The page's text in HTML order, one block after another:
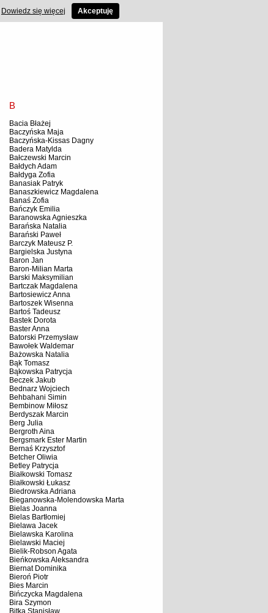
B
Bacia Błażej
Baczyńska Maja
Baczyńska-Kissas Dagny
Badera Matylda
Bałczewski Marcin
Bałdych Adam
Bałdyga Zofia
Banasiak Patryk
Banaszkiewicz Magdalena
Banaś Zofia
Bańczyk Emilia
Baranowska Agnieszka
Barańska Natalia
Barański Paweł
Barczyk Mateusz P.
Bargielska Justyna
Baron Jan
Baron-Milian Marta
Barski Maksymilian
Bartczak Magdalena
Bartosiewicz Anna
Bartoszek Wisenna
Bartoś Tadeusz
Bastek Dorota
Baster Anna
Batorski Przemysław
Bawołek Waldemar
Bażowska Natalia
Bąk Tomasz
Bąkowska Patrycja
Beczek Jakub
Bednarz Wojciech
Behbahani Simin
Bembinow Miłosz
Berdyszak Marcin
Berg Julia
Bergroth Aina
Bergsmark Ester Martin
Bernaś Krzysztof
Betcher Oliwia
Betley Patrycja
Białkowski Tomasz
Białkowski Łukasz
Biedrowska Adriana
Bieganowska-Molendowska Marta
Bielas Joanna
Bielas Bartłomiej
Bielawa Jacek
Bielawska Karolina
Bielawski Maciej
Bielik-Robson Agata
Bieńkowska Aleksandra
Biernat Dominika
Bieroń Piotr
Bies Marcin
Bińczycka Magdalena
Bira Szymon
Dowiedz się więcej Akceptuję